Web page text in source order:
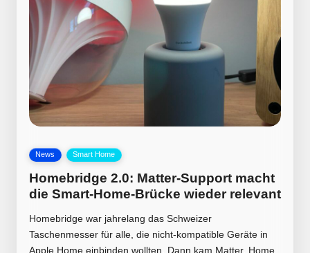
Posted
News Smart Home
Homebridge 2.0: Matter-Support macht
die Smart-Home-Brücke wieder relevant
Homebridge war jahrelang das Schweizer
Taschenmesser für alle, die nicht-kompatible Geräte in
Apple Home einbinden wollten. Dann kam Matter, Home